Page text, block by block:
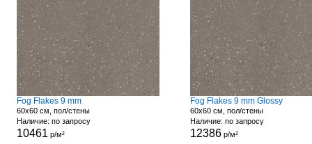
Fog Flakes 9 mm
60x60 см, пол/стены
Наличие: по запросу
10461 р/м²
Fog Flakes 9 mm Glossy
60x60 см, пол/стены
Наличие: по запросу
12386р/м²